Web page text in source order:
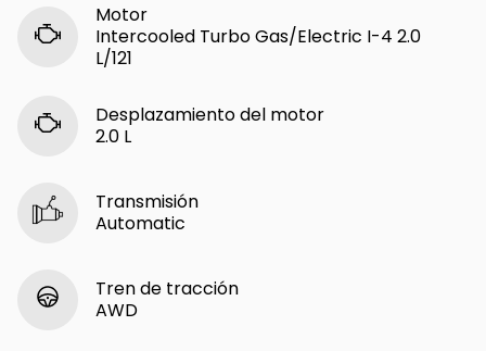
Motor
Intercooled Turbo Gas/Electric I-4 2.0
L/121
Desplazamiento del motor
2.0 L
Transmisión
Automatic
Tren de tracción
AWD